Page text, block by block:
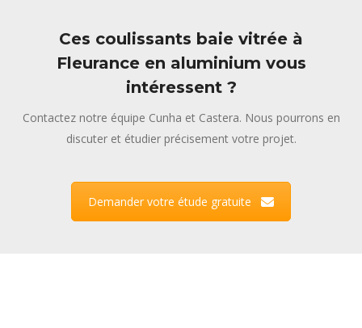
Ces coulissants baie vitrée à
Fleurance en aluminium vous
intéressent ?
Contactez notre équipe Cunha et Castera. Nous pourrons en
discuter et étudier précisement votre projet.
Demander votre étude gratuite